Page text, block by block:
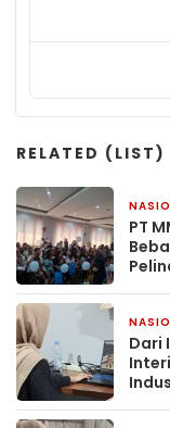
RELATED (LIST)
PT
Dari